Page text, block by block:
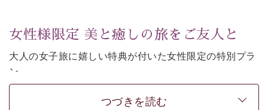
女性様限定 美と癒しの旅をご友人と
大人の女子旅に嬉しい特典が付いた女性限定の特別プラ
ン。
女性同士の癒しの旅を愉しみたいならこちら。
-----------【安心への取り組み】----------
つづきを読む